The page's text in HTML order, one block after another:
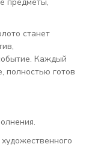
станет
Каждый
полностью готов